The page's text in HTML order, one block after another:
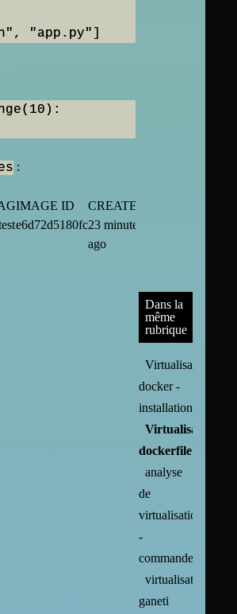
"app.py"]
:
IMAGE ID CREATED
e6d72d5180fc23 minutes
ago
Dans la
même
rubrique
Virtualisation :
docker -
installation
Virtualisation :
dockerfile
analyse
de
virtualisation
-
commandes
virtualisation :
ganeti